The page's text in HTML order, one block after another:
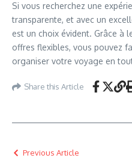
Si vous recherchez une
transparente, et avec un
est un choix évident. Grâce à
offres flexibles, vous pouvez
organiser votre voyage en
Share this Article
Previous Article